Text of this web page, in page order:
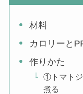
材料
カロリーと
作りかた
①トマトジ
煮る